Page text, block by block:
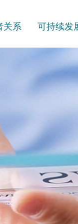
关系 可持续发